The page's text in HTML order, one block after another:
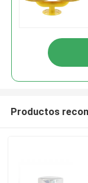
Productos